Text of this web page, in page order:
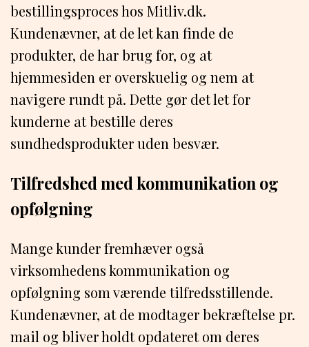
bestillingsproces hos Mitliv.dk.
Kundenævner, at de let kan finde de
produkter, de har brug for, og at
hjemmesiden er overskuelig og nem at
navigere rundt på. Dette gør det let for
kunderne at bestille deres
sundhedsprodukter uden besvær.
Tilfredshed med kommunikation og
opfølgning
Mange kunder fremhæver også
virksomhedens kommunikation og
opfølgning som værende tilfredsstillende.
Kundenævner, at de modtager bekræftelse pr.
mail og bliver holdt opdateret om deres